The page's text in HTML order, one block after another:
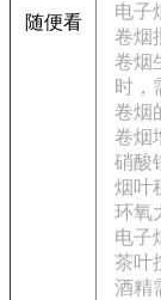
随便看
电子
卷烟
卷烟
时，
卷烟
卷烟
硝酸
烟叶
环氧
电子
茶叶
酒精